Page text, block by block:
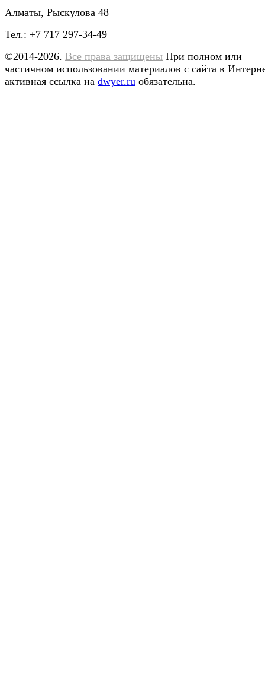
Алматы, Рыскулова 48
Тел.: +7 717 297-34-49
©2014-2026. Все права защищены При полном или
частичном использовании материалов с сайта в
активная ссылка на dwyer.ru обязательна.